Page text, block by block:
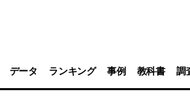
データ ランキング 事例 教科書 調